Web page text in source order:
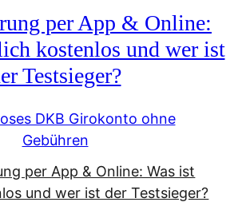
per App & Online:
kostenlos und wer ist
Testsieger?
DKB Girokonto ohne
Gebühren